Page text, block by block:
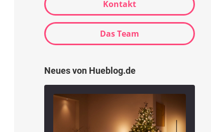
Kontakt
Das Team
Neues von Hueblog.de